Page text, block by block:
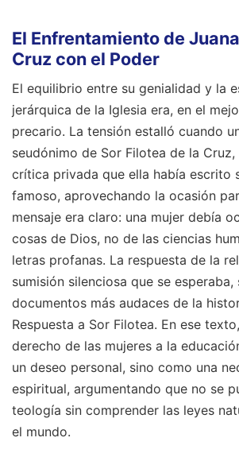
El Enfrentamiento de
Cruz con el Poder
El equilibrio entre su genialidad y la
jerárquica de la Iglesia era, en el
precario. La tensión estalló cuando
seudónimo de Sor Filotea de la
crítica privada que ella había escrito
famoso, aprovechando la ocasión
mensaje era claro: una mujer debía
cosas de Dios, no de las ciencias
letras profanas. La respuesta de la
sumisión silenciosa que se
documentos más audaces de la
Respuesta a Sor Filotea. En ese
derecho de las mujeres a la
un deseo personal, sino como una
espiritual, argumentando que no se
teología sin comprender las leyes
el mundo.